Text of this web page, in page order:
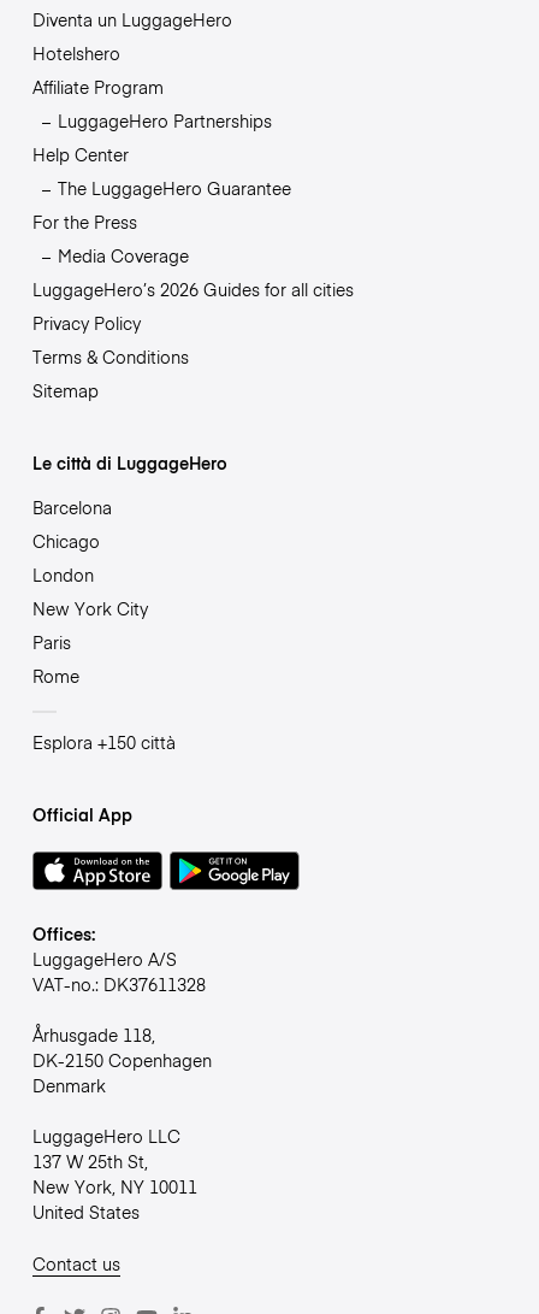
Diventa un LuggageHero
Hotelshero
Affiliate Program
LuggageHero Partnerships
Help Center
The LuggageHero Guarantee
For the Press
Media Coverage
LuggageHero’s 2026 Guides for all cities
Privacy Policy
Terms & Conditions
Sitemap
Le città di LuggageHero
Barcelona
Chicago
London
New York City
Paris
Rome
Esplora +150 città
Official App
Offices:
LuggageHero A/S
VAT-no.: DK37611328
Århusgade 118,
DK-2150 Copenhagen
Denmark
LuggageHero LLC
137 W 25th St,
New York, NY 10011
United States
Contact us